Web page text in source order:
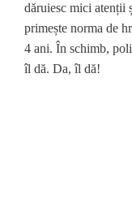
dăruiesc mici atenții
primește norma de
4 ani. În schimb,
îl dă. Da, îl dă!